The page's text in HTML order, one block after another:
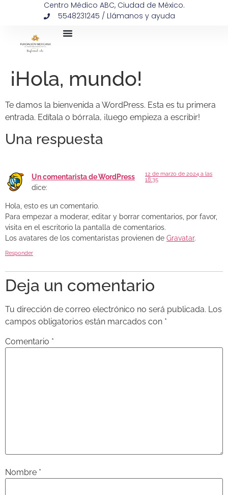
Centro Médico ABC, Ciudad de México.
5548231245 / Llámanos y ayuda
¡Hola, mundo!
Te damos la bienvenida a WordPress. Esta es tu primera
entrada. Edítala o bórrala, ¡luego empieza a escribir!
Una respuesta
Un comentarista de WordPress
dice:
12 de marzo de 2024 a las
18:35
Hola, esto es un comentario.
Para empezar a moderar, editar y borrar comentarios, por favor,
visita en el escritorio la pantalla de comentarios.
Los avatares de los comentaristas provienen de Gravatar.
Responder
Deja un comentario
Tu dirección de correo electrónico no será publicada. Los
campos obligatorios están marcados con *
Comentario *
Nombre *